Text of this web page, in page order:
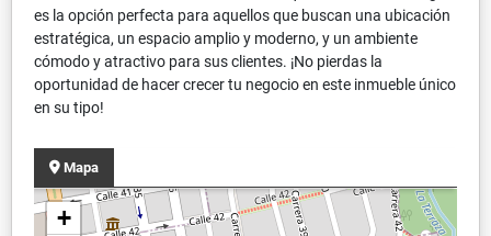
es la opción perfecta para aquellos que buscan una ubicación
estratégica, un espacio amplio y moderno, y un ambiente
cómodo y atractivo para sus clientes. ¡No pierdas la
oportunidad de hacer crecer tu negocio en este inmueble único
en su tipo!
Mapa
+